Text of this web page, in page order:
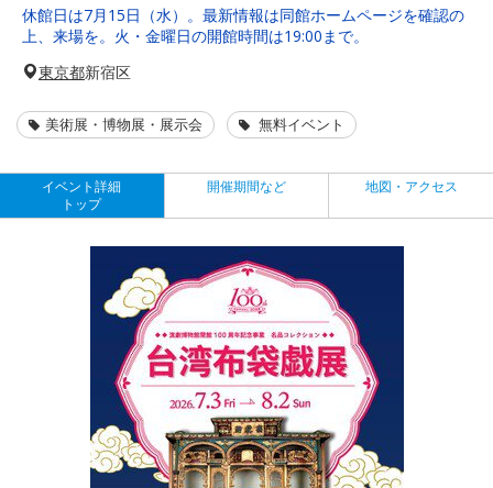
休館日は7月15日（水）。最新情報は同館ホームページを確認の
上、来場を。火・金曜日の開館時間は19:00まで。
東京都新宿区
美術展・博物展・展示会 無料イベント
イベント詳細
トップ
開催期間など 地図・アクセス